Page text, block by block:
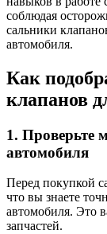
соблюдая
сальники
автомобиля.
Как
клапанов
1. Проверьте
автомобиля
Перед покупкой
что вы знаете
автомобиля. Это
запчастей.